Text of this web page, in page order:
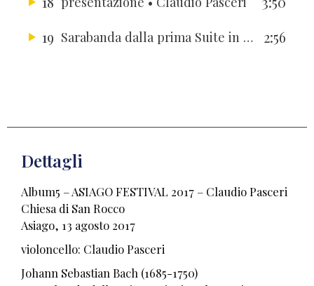
19
Sarabanda dalla prima Suite in sol maggiore 2:56
Dettagli
Album5 – ASIAGO FESTIVAL 2017 – Claudio Pasceri
Chiesa di San Rocco
Asiago, 13 agosto 2017
violoncello: Claudio Pasceri
Johann Sebastian Bach (1685-1750)